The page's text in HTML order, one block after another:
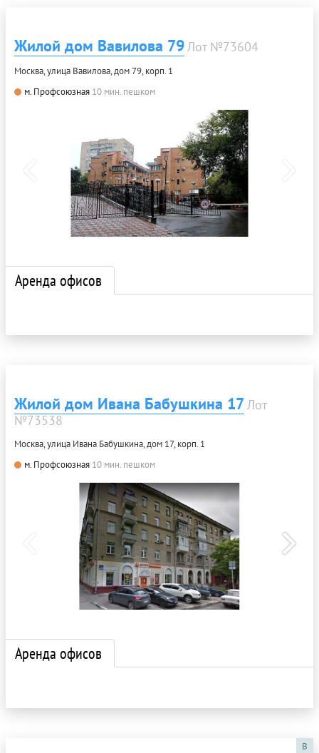
Жилой дом Вавилова 79Лот №73604
Москва, улица Вавилова, дом 79, корп. 1
м. Профсоюзная 10 мин. пешком
Аренда офисов
Жилой дом Ивана Бабушкина 17Лот
№73538
Москва, улица Ивана Бабушкина, дом 17, корп. 1
м. Профсоюзная 10 мин. пешком
Аренда офисов
B